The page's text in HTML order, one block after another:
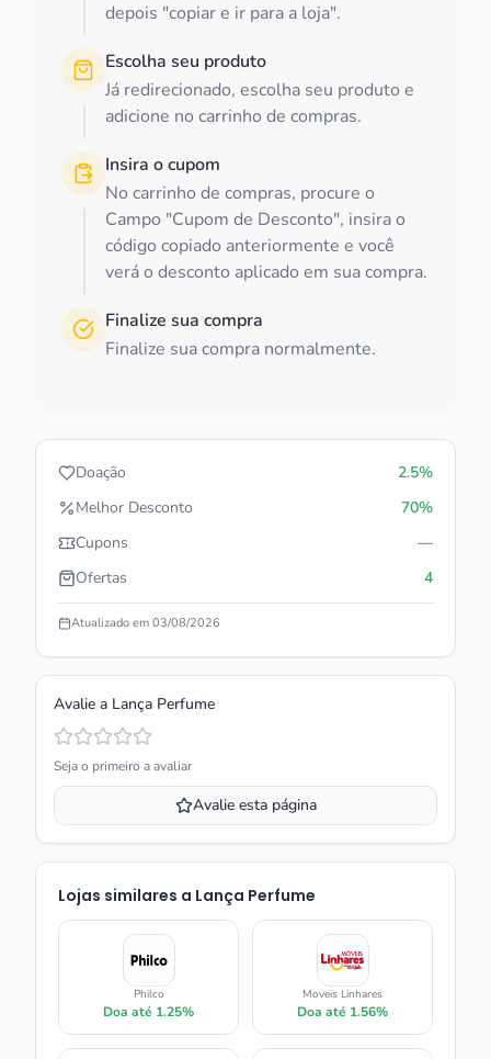
depois "copiar e ir para a loja".
Escolha seu produto
Já redirecionado, escolha seu produto e
adicione no carrinho de compras.
Insira o cupom
No carrinho de compras, procure o
Campo "Cupom de Desconto", insira o
código copiado anteriormente e você
verá o desconto aplicado em sua compra.
Finalize sua compra
Finalize sua compra normalmente.
Doação
2.5%
Melhor Desconto
70%
Cupons
—
Ofertas
4
Atualizado em 03/08/2026
Avalie a Lança Perfume
Seja o primeiro a avaliar
Avalie esta página
Lojas similares a Lança Perfume
Philco
Doa até 1.25%
Moveis Linhares
Doa até 1.56%